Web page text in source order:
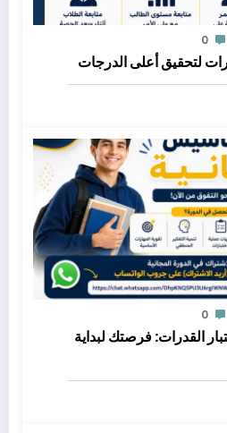
0
لتحقيق أعلى الدرجات
0
القدرات: فرصتك لبداية